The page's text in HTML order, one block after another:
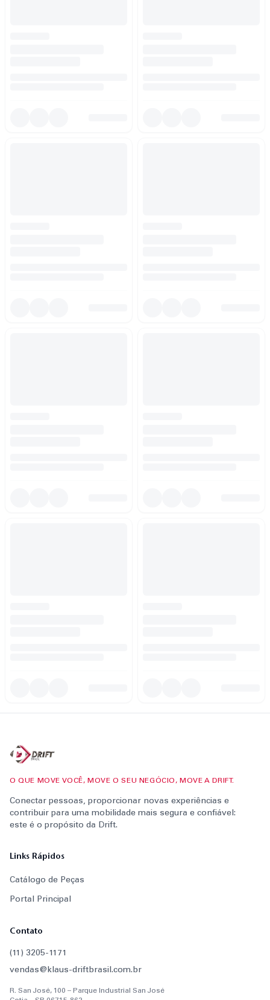
O QUE MOVE VOCÊ, MOVE O SEU NEGÓCIO, MOVE A DRIFT.
Conectar pessoas, proporcionar novas experiências e
contribuir para uma mobilidade mais segura e confiável:
este é o propósito da Drift.
Links Rápidos
Catálogo de Peças
Portal Principal
Contato
(11) 3205-1171
vendas@klaus-driftbrasil.com.br
R. San José, 100 – Parque Industrial San José